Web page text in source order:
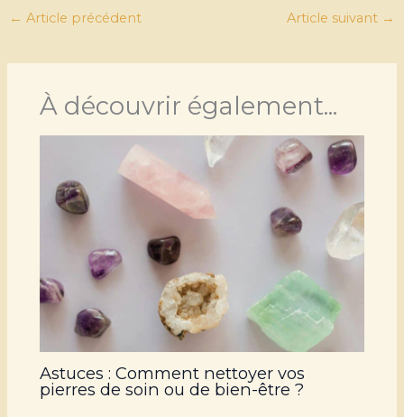
← Article précédent Article suivant →
À découvrir également...
Astuces : Comment nettoyer vos
pierres de soin ou de bien-être ?